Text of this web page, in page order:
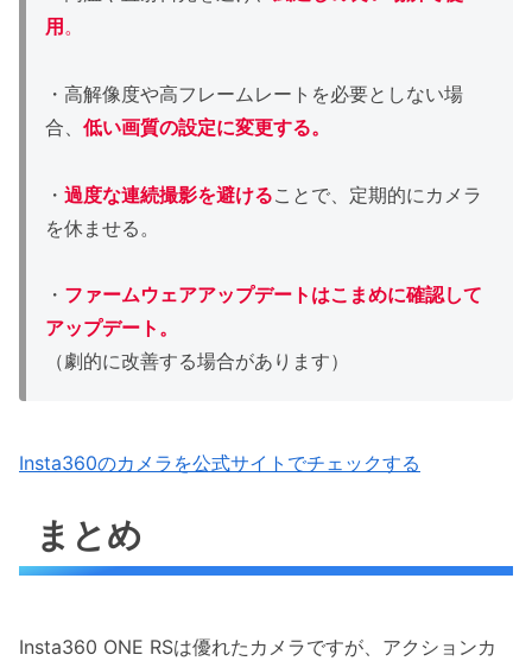
用。
・高解像度や高フレームレートを必要としない場
合、 低い画質の設定に変更する。
・ 過度な連続撮影を避けることで、定期的にカメラ
を休ませる。
・ ファームウェアアップデートはこまめに確認して
アップデート。
（劇的に改善する場合があります）
Insta360のカメラを公式サイトでチェックする
まとめ
Insta360 ONE RSは優れたカメラですが、アクションカ